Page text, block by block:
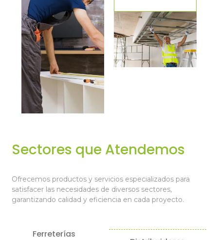
Sectores que Atendemos
Ofrecemos productos y servicios especializados para
satisfacer las necesidades de diversos sectores,
garantizando calidad y eficiencia en cada proyecto.
Ferreterías